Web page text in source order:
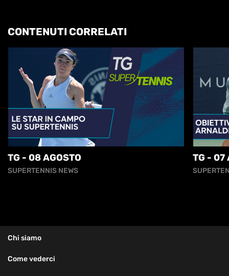
CONTENUTI CORRELATI
TG - 08 AGOSTO
SUPERTENNIS NEWS
TG - 07
Chi siamo
Come vederci